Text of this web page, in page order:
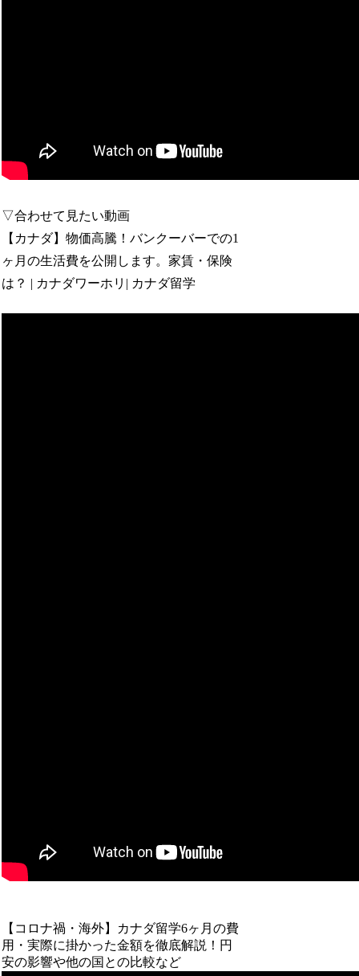
▽合わせて見たい動画
【カナダ】物価高騰！バンクーバーでの1
ヶ月の生活費を公開します。家賃・保険
は？ | カナダワーホリ| カナダ留学
【コロナ禍・海外】カナダ留学6ヶ月の費
用・実際に掛かった金額を徹底解説！円
安の影響や他の国との比較など